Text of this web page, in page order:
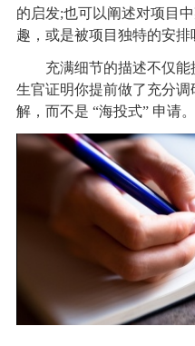
的启发;也可以阐述对项目
趣，或是被项目独特的安排
充满细节的描述不仅能
生官证明你提前做了充分
解，而不是 “海投式” 申请。